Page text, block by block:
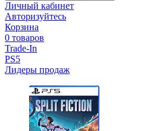
Личный кабинет
Авторизуйтесь
Корзина
0 товаров
Trade-In
PS5
Лидеры продаж